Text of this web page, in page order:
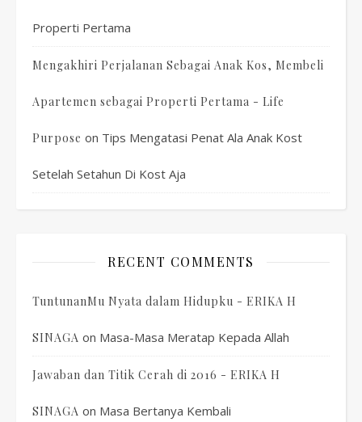
Properti Pertama
Mengakhiri Perjalanan Sebagai Anak Kos, Membeli
Apartemen sebagai Properti Pertama - Life
Purpose on Tips Mengatasi Penat Ala Anak Kost
Setelah Setahun Di Kost Aja
RECENT COMMENTS
TuntunanMu Nyata dalam Hidupku - ERIKA H
SINAGA on Masa-Masa Meratap Kepada Allah
Jawaban dan Titik Cerah di 2016 - ERIKA H
SINAGA on Masa Bertanya Kembali